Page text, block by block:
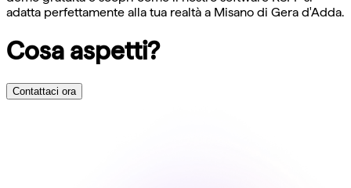
adatta perfettamente alla tua realtà a Misano di Gera d'Adda.
Cosa aspetti?
Contattaci ora